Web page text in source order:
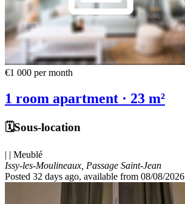
€1 000 per month
1 room apartment · 23 m²
🗓️Sous-location
| | Meublé
Issy-les-Moulineaux, Passage Saint-Jean
Posted 32 days ago, available from 08/08/2026